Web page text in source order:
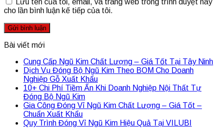
Lưu tên của tôi, email, và trang web trong trình duyệt này
cho lần bình luận kế tiếp của tôi.
Bài viết mới
Cung Cấp Ngũ Kim Chất Lượng – Giá Tốt Tại Tây Ninh
Dịch Vụ Đóng Bộ Ngũ Kim Theo BOM Cho Doanh
Nghiệp Gỗ Xuất Khẩu
10+ Chi Phí Tiềm Ẩn Khi Doanh Nghiệp Nội Thất Tự
Đóng Bộ Ngũ Kim
Gia Công Đóng Vỉ Ngũ Kim Chất Lượng – Giá Tốt –
Chuẩn Xuất Khẩu
Quy Trình Đóng Vỉ Ngũ Kim Hiệu Quả Tại VILUBI